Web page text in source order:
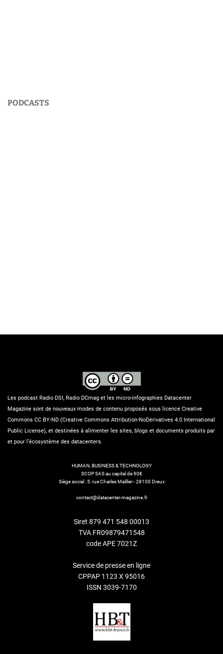
PODCASTS
Les podcast Radio DSI, Radio DCmag et les micro-infographies Datacenter
Magazine sont de nouveaux modes de contenu proposés sous licence Creative
Commons CC BY-ND (Creative Commons Attribution-NoDerivatives 4.0 International
Public License), et destinées à alimenter les sites, blogs et documents produits par
et pour l’écosystème des datacenters.
HUMAN, BUSINESS & TECHNOLOGY
SCOP SAS au capital de 90€
Siège social : 5, rue Charles Maillier - 28100 Dreux
contact@datacenter-magazine.fr
Siret 879 471 548 00013
TVA FR09879471548
code APE 7021Z
Service de presse en ligne
CPPAP 1123 X 95016
ISSN 3039-7170